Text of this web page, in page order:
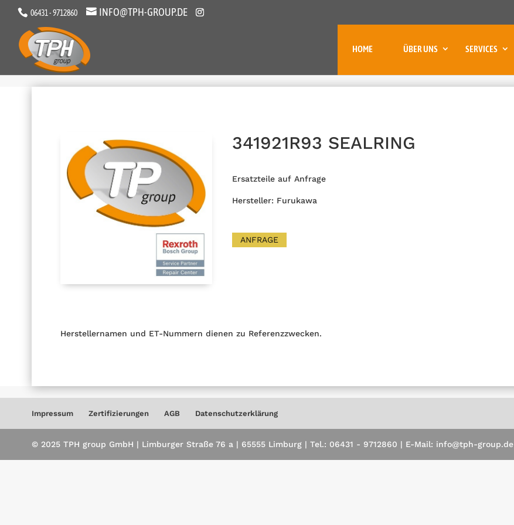
06431 - 9712860 INFO@TPH-GROUP.DE
HOME ÜBER UNS SERVICES
341921R93 SEALRING
Ersatzteile auf Anfrage
Hersteller: Furukawa
ANFRAGE
Herstellernamen und ET-Nummern dienen zu Referenzzwecken.
Impressum Zertifizierungen AGB Datenschutzerklärung
© 2025 TPH group GmbH | Limburger Straße 76 a | 65555 Limburg | Tel.: 06431 - 9712860 | E-Mail: info@tph-group.de